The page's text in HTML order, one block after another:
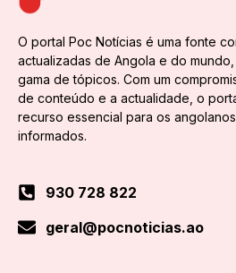
O portal Poc Notícias é uma fonte
actualizadas de Angola e do
gama de tópicos. Com um
de conteúdo e a actualidade, o
recurso essencial para os
informados.
930 728 822
geral@pocnoticias.ao